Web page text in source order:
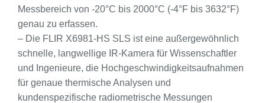
Messbereich von -20°C bis 2000°C (-4°F bis 3632°F)
genau zu erfassen.
– Die FLIR X6981-HS SLS ist eine außergewöhnlich
schnelle, langwellige IR-Kamera für Wissenschaftler
und Ingenieure, die Hochgeschwindigkeitsaufnahmen
für genaue thermische Analysen und
kundenspezifische radiometrische Messungen